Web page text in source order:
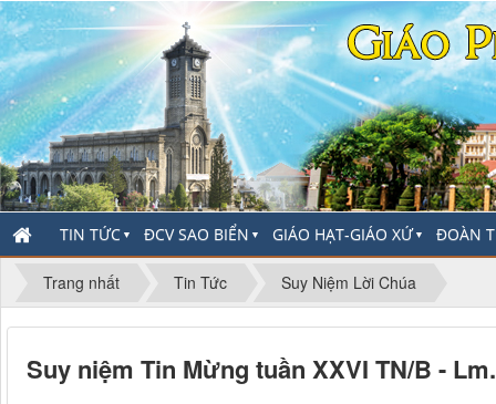
TIN TỨC ▼ ĐCV SAO BIỂN ▼ GIÁO HẠT-GIÁO XỨ▼ ĐOÀN
Trang nhất Tin Tức Suy Niệm Lời Chúa
Suy niệm Tin Mừng tuần XXVI TN/B -